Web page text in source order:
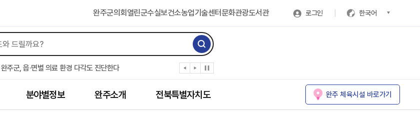
완주군의회 열린군수실보건소농업기술센터문화관광도서관 로그인 한국어
완주군, ‘수의계약 총량제’ 개편 운영
완주군 청소년, 초록우산 지원으로 치과 치료
완주군, 읍·면별 의료 환경 다각도 진단한다
완주군, 모바일 헬스케어 “내 건강 변화 직접 확인”
완주군 “여름휴가철 청소년 안전 지킨다”
완주 청소년, 삼성 임직원 만나 미래 진로 그린다
전북은행, 완주군에 ‘시원키트’ 60세트 기탁
분야별정보 완주소개 전북특별자치도 완주 체육시설 바로가기